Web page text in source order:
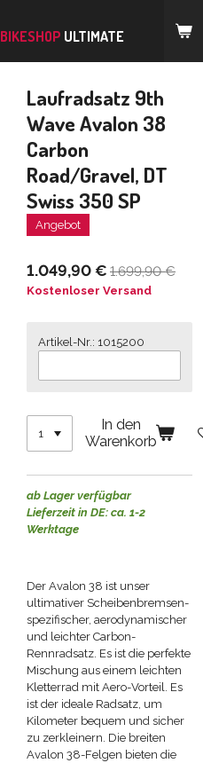
BIKESHOP ULTIMATE
Laufradsatz 9th
Wave Avalon 38
Carbon
Road/Gravel, DT
Swiss 350 SP
Angebot
1.049,90 € 1.699,90 €
Kostenloser Versand
Artikel-Nr.: 1015200
In den
Warenkorb
ab Lager verfügbar
Lieferzeit in DE: ca. 1-2
Werktage
Der Avalon 38 ist unser
ultimativer Scheibenbremsen-
spezifischer, aerodynamischer
und leichter Carbon-
Rennradsatz. Es ist die perfekte
Mischung aus einem leichten
Kletterrad mit Aero-Vorteil. Es
ist der ideale Radsatz, um
Kilometer bequem und sicher
zu zerkleinern. Die breiten
Avalon 38-Felgen bieten die